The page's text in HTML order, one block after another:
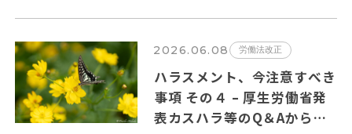
2026.06.08 労働法改正
ハラスメント、今注意すべき
事項 その４ – 厚生労働省発
表カスハラ等のQ＆Aからの